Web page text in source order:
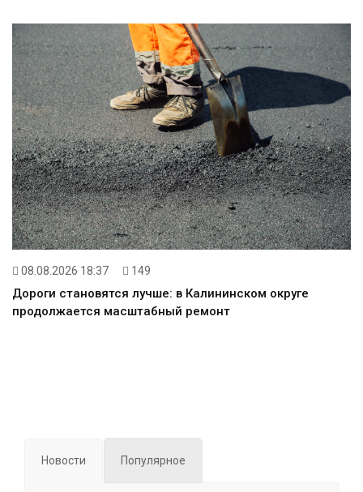
08.08.2026 18:37 149
Дороги становятся лучше: в Калининском округе
продолжается масштабный ремонт
Новости Популярное